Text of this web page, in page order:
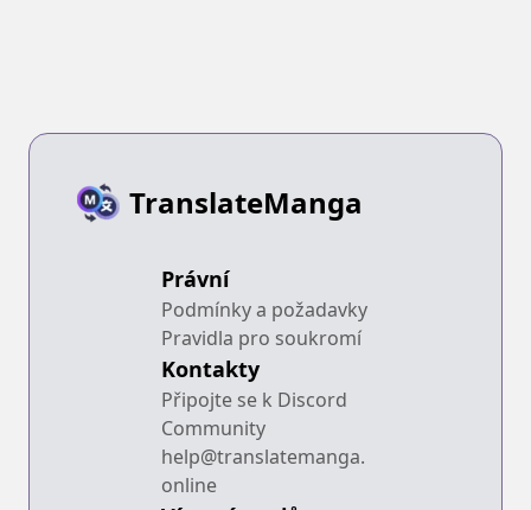
TranslateManga
Právní
Podmínky a požadavky
Pravidla pro soukromí
Kontakty
Připojte se k Discord
Community
help@translatemanga.
online